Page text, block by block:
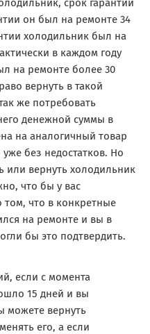
срок гарантии
он был на ремонте 34
холодильник был на
в каждом году
на ремонте более 30
вернуть в такой
же потребовать
денежной суммы в
на аналогичный товар
без недостатков. Но
или вернуть холодильник
что бы у вас
том, что в конкретные
на ремонте и вы в
бы это подтвердить.
если с момента
15 дней и вы
можете вернуть
его, а если